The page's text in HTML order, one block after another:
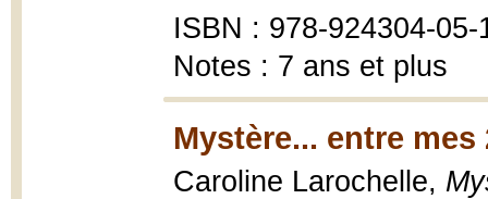
ISBN : 978-924304-05-
Notes : 7 ans et plus
Mystère... entre mes
Caroline Larochelle,